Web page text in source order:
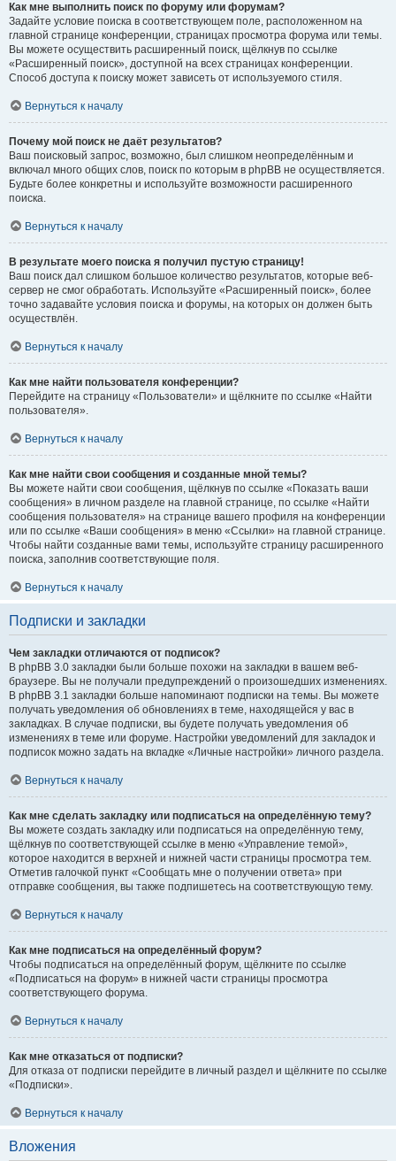
Как мне выполнить поиск по форуму или форумам?
Задайте условие поиска в соответствующем поле, расположенном на
главной странице конференции, страницах просмотра форума или темы.
Вы можете осуществить расширенный поиск, щёлкнув по ссылке
«Расширенный поиск», доступной на всех страницах конференции.
Способ доступа к поиску может зависеть от используемого стиля.
Вернуться к началу
Почему мой поиск не даёт результатов?
Ваш поисковый запрос, возможно, был слишком неопределённым и
включал много общих слов, поиск по которым в phpBB не осуществляется.
Будьте более конкретны и используйте возможности расширенного
поиска.
Вернуться к началу
В результате моего поиска я получил пустую страницу!
Ваш поиск дал слишком большое количество результатов, которые веб-
сервер не смог обработать. Используйте «Расширенный поиск», более
точно задавайте условия поиска и форумы, на которых он должен быть
осуществлён.
Вернуться к началу
Как мне найти пользователя конференции?
Перейдите на страницу «Пользователи» и щёлкните по ссылке «Найти
пользователя».
Вернуться к началу
Как мне найти свои сообщения и созданные мной темы?
Вы можете найти свои сообщения, щёлкнув по ссылке «Показать ваши
сообщения» в личном разделе на главной странице, по ссылке «Найти
сообщения пользователя» на странице вашего профиля на конференции
или по ссылке «Ваши сообщения» в меню «Ссылки» на главной странице.
Чтобы найти созданные вами темы, используйте страницу расширенного
поиска, заполнив соответствующие поля.
Вернуться к началу
Подписки и закладки
Чем закладки отличаются от подписок?
В phpBB 3.0 закладки были больше похожи на закладки в вашем веб-
браузере. Вы не получали предупреждений о произошедших изменениях.
В phpBB 3.1 закладки больше напоминают подписки на темы. Вы можете
получать уведомления об обновлениях в теме, находящейся у вас в
закладках. В случае подписки, вы будете получать уведомления об
изменениях в теме или форуме. Настройки уведомлений для закладок и
подписок можно задать на вкладке «Личные настройки» личного раздела.
Вернуться к началу
Как мне сделать закладку или подписаться на определённую тему?
Вы можете создать закладку или подписаться на определённую тему,
щёлкнув по соответствующей ссылке в меню «Управление темой»,
которое находится в верхней и нижней части страницы просмотра тем.
Отметив галочкой пункт «Сообщать мне о получении ответа» при
отправке сообщения, вы также подпишетесь на соответствующую тему.
Вернуться к началу
Как мне подписаться на определённый форум?
Чтобы подписаться на определённый форум, щёлкните по ссылке
«Подписаться на форум» в нижней части страницы просмотра
соответствующего форума.
Вернуться к началу
Как мне отказаться от подписки?
Для отказа от подписки перейдите в личный раздел и щёлкните по ссылке
«Подписки».
Вернуться к началу
Вложения